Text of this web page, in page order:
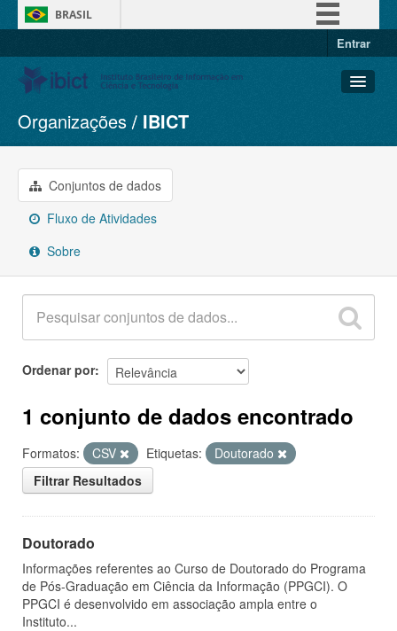
BRASIL
Entrar
Conjuntos de dados
Organizações
Grupos
Sobre
Organizações IBICT
Conjuntos de dados
Fluxo de Atividades
Sobre
Ordenar por
1 conjunto de dados encontrado
Formatos: CSV Etiquetas:
Doutorado
Filtrar Resultados
Doutorado
Informações referentes ao Curso de Doutorado do Programa
de Pós-Graduação em Ciência da Informação (PPGCI). O
PPGCI é desenvolvido em associação ampla entre o
Instituto...